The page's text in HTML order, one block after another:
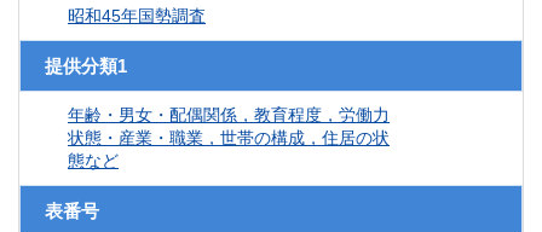
昭和45年国勢調査
提供分類1
年齢・男女・配偶関係，教育程度，労働力
状態・産業・職業，世帯の構成，住居の状
態など
表番号